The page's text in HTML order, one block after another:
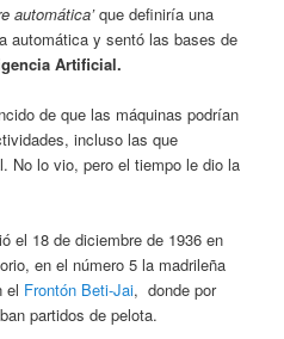
automática’que definiría una
automática y sentó las bases de
Artificial.
de que las máquinas podrían
incluso las que
No lo vio, pero el tiempo le dio la
el 18 de diciembre de 1936 en
en el número 5 la madrileña
el Frontón Beti-Jai, donde por
partidos de pelota.